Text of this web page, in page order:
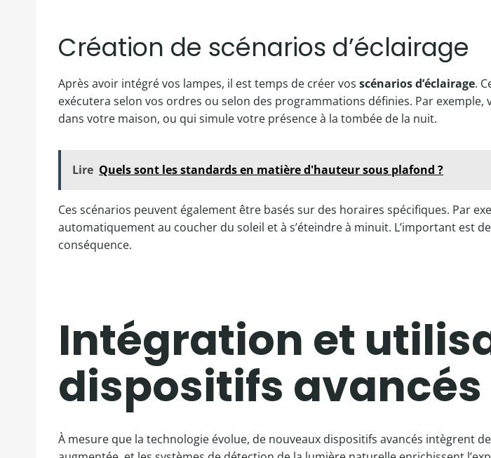
Création de scénarios d’éclairage
Après avoir intégré vos lampes, il est temps de créer vos scénarios d’éclairage.
exécutera selon vos ordres ou selon des programmations définies. Par
dans votre maison, ou qui simule votre présence à la tombée de la nuit.
Lire Quels sont les standards en matière d'hauteur sous plafond ?
Ces scénarios peuvent également être basés sur des horaires spécifiques. Par
automatiquement au coucher du soleil et à s’éteindre à minuit. L’important est
conséquence.
Intégration et
dispositifs avancés
À mesure que la technologie évolue, de nouveaux dispositifs avancés intègrent